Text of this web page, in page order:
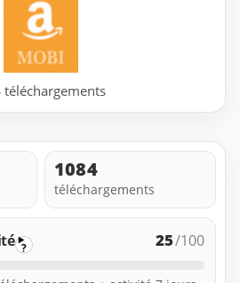
téléchargements
1084
téléchargements
? 25/100